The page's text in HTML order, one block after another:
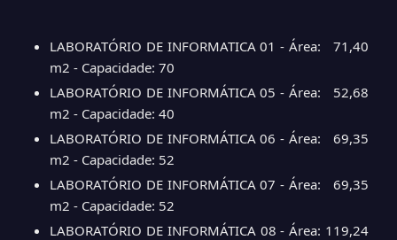
LABORATÓRIO DE INFORMATICA 01 - Área: 71,40
m2 - Capacidade: 70
LABORATÓRIO DE INFORMÁTICA 05 - Área: 52,68
m2 - Capacidade: 40
LABORATÓRIO DE INFORMÁTICA 06 - Área: 69,35
m2 - Capacidade: 52
LABORATÓRIO DE INFORMÁTICA 07 - Área: 69,35
m2 - Capacidade: 52
LABORATÓRIO DE INFORMÁTICA 08 - Área: 119,24